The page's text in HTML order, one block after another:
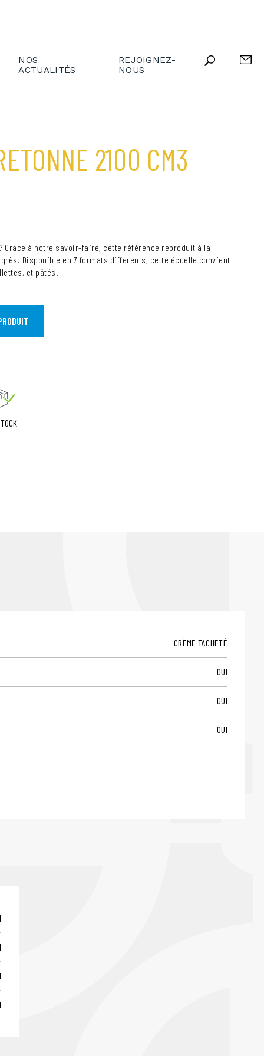
NOS
ACTUALITÉS
REJOIGNEZ-
NOUS
2100 CM3
Grâce à notre savoir-faire, cette référence reproduit à la
Disponible en 7 formats differents, cette écuelle convient
et pâtés.
CRÈME TACHETÉ
OUI
OUI
OUI